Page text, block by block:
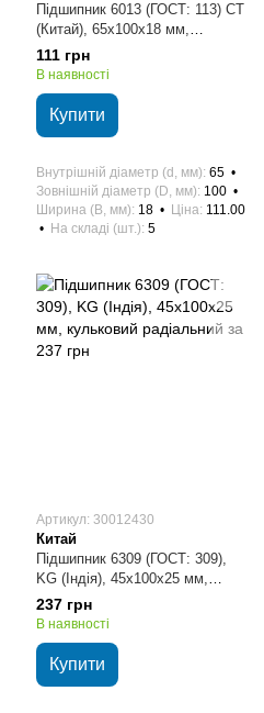
Підшипник 6013 (ГОСТ: 113) CT
(Китай), 65х100х18 мм,
кульковий радіальний
111 грн
В наявності
Купити
Внутрішній діаметр (d, мм) 65
Зовнішній діаметр (D, мм) 100
Ширина (B, мм) 18 Ціна 111.00
На складі (шт.) 5
Артикул: 30012430
Китай
Підшипник 6309 (ГОСТ: 309),
KG (Індія), 45х100х25 мм,
кульковий радіальний
237 грн
В наявності
Купити